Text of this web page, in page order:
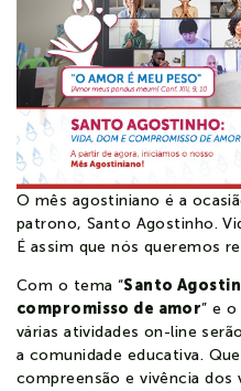
O mês agostiniano é a
patrono, Santo Agostinho.
É assim que nós queremos
Com o tema “Santo
compromisso de amor” e o
várias atividades on-line
a comunidade educativa.
compreensão e vivência dos